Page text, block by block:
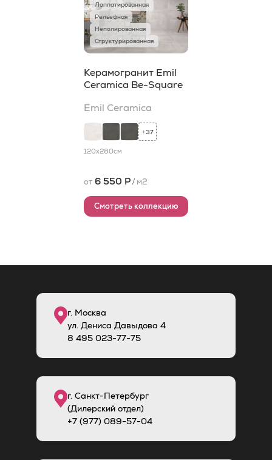
Лаппатированная
Рельефная
Неполированная
Структурированная
Керамогранит Emil
Ceramica Be-Square
Emil Ceramica
+37
120x280см
от 6 550 Р/ м2
Смотреть коллекцию
г. Москва
ул. Дениса Давыдова 4
8 495 023-77-75
г. Санкт-Петербург
(Дилерский отдел)
+7 (977) 089-57-04